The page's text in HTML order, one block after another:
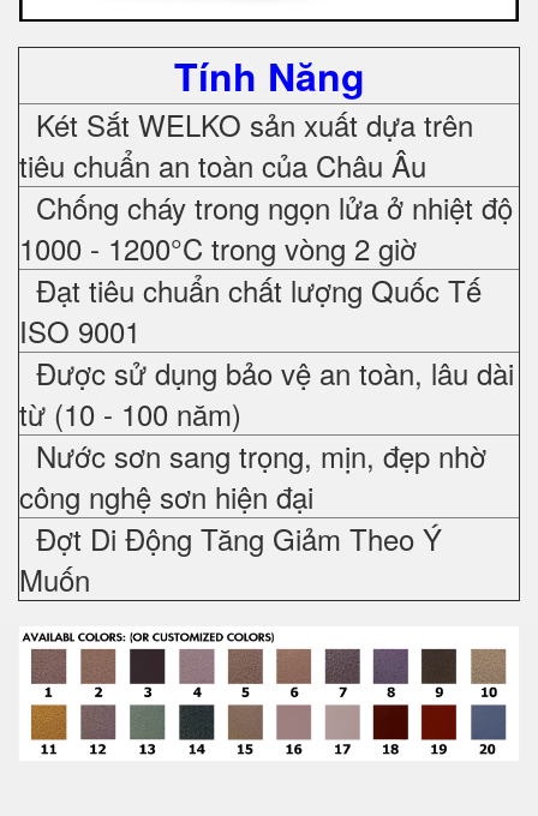
Tính Năng
Két Sắt WELKO sản xuất dựa trên
tiêu chuẩn an toàn của Châu Âu
Chống cháy trong ngọn lửa ở nhiệt độ
1000 - 1200°C trong vòng 2 giờ
Đạt tiêu chuẩn chất lượng Quốc Tế
ISO 9001
Được sử dụng bảo vệ an toàn, lâu dài
từ (10 - 100 năm)
Nước sơn sang trọng, mịn, đẹp nhờ
công nghệ sơn hiện đại
Đợt Di Động Tăng Giảm Theo Ý
Muốn